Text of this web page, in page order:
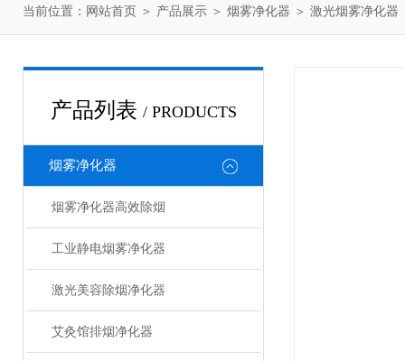
当前位置： 网站首页 ＞ 产品展示 ＞ 烟雾净化器 ＞ 激光烟雾净化器
产品列表 / PRODUCTS
烟雾净化器
烟雾净化器高效除烟
工业静电烟雾净化器
激光美容除烟净化器
艾灸馆排烟净化器